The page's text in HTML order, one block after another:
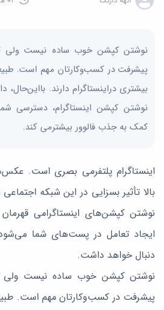
نوشتن کپشن خوب ساده نیست ولی
پیشرفت در کسب‌وکارتان مهم است.
بیشتری دراینستاگرام دارند.
نوشتن کپشن اینستاگرام، دسترسی
کمک به جذب فالوور بیشترمی کند.
اینستاگرام پلتفرمی بصری است.
بالا تأثیر بسزایی در این شبکه اجتماعی
نوشتن کپشن‌های اینستاگرامی
ایجاد تعامل در پست‌های شما
دنبال خواهد داشت.
نوشتن کپشن خوب ساده نیست ولی
پیشرفت در کسب‌وکارتان مهم است.